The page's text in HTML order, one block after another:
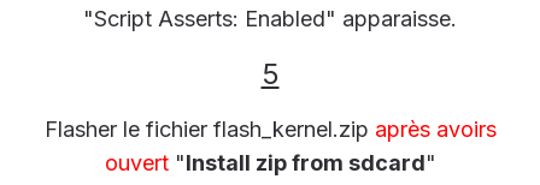
"Script Asserts: Enabled" apparaisse.
5
Flasher le fichier flash_kernel.zip après avoirs
ouvert"Install zip from sdcard"